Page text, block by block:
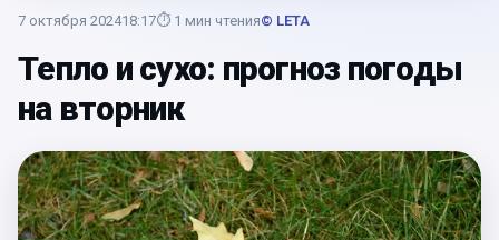
7 октября 202418:17⏱ 1 мин чтения© LETA
Тепло и сухо: прогноз погоды
на вторник